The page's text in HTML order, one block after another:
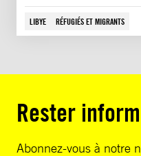
LIBYE RÉFUGIÉS ET MIGRANTS
Rester
Abonnez-vous à notre